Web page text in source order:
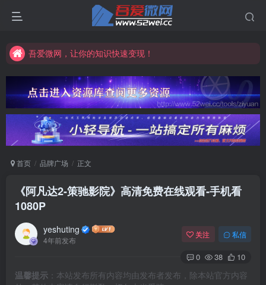
吾爱微网，让你的知识快速变现！
吾爱微网，让你的知识快速变现！
首页 品牌广场 正文
《阿凡达2-策驰影院》高清免费在线观看-手机看
1080P
yeshuting
4年前发布
关注 私信
0 38 10
温馨提示 ：本站发布所有内容均由发布者发布，除本站官方内容